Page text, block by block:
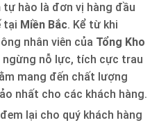
tự hào là đơn vị hàng đầu
tại Miền Bắc. Kể từ khi
nhân viên của Tổng Kho
ngừng nỗ lực, tích cực trau
mang đến chất lượng
nhất cho các khách hàng.
lại cho quý khách hàng